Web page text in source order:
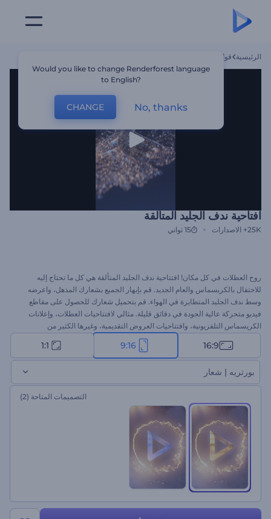
الرئيسية قوالب
افتاحية ندف الجليد المتألقة
25K+ الاصدارات 15 ثواني
روح العطلات في كل مكان! افتتاحية ندف الجليد المتألقة هي كل ما تحتاج إليه
للاحتفال بالكريسماس والعام الجديد. قم بإبهار الجميع بشعارك المذهل، واعرضه
وسط ندف الجليد المتطايرة في الهواء. قم بتحميل شعارك للحصول على مقاطع
فيديو متحركة عالية الجودة في دقائق قليلة. مثالي لافتتاحيات العطلات، وإعلانات
الكريسماس التلفزيونية، وافتتاحيات العروض التقديمية، وغيرها الكثير من
المشروعات الإبداعية. جرب الآن!
16:9
9:16
1:1
بورتريه | شعار
التصميمات المتاحة (2)
Would you like to change Renderforest language
to English?
CHANGE No, thanks